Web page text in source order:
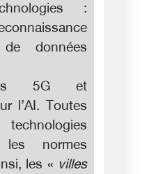
:
données
5G et
l’AI. Toutes
les normes
les « villes